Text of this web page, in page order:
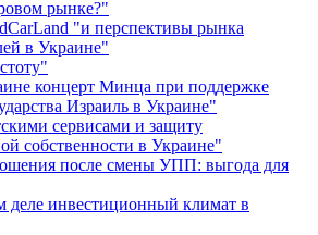
рынке?"
"и перспективы рынка
в Украине"
концерт Минца при поддержке
Израиль в Украине"
сервисами и защиту
собственности в Украине"
после смены УПП: выгода для
деле инвестиционный климат в